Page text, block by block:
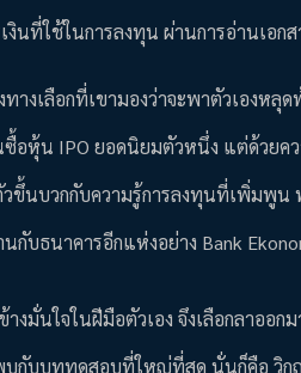
นที่ใช้ในการลงทุน ผ่านการอ่านเอก
างเลือกที่เขามองว่าจะพาตัวเองหลุ
ซื้อหุ้น IPO ยอดนิยมตัวหนึ่ง แต่ด้วย
นบวกกับความรู้การลงทุนที่เพิ่มพูน
กับธนาคารอีกแห่งอย่าง Bank
งมั่นใจในฝีมือตัวเอง จึงเลือกลาออ
กับบททดสอบที่ใหญ่ที่สุด นั่นก็คือ วิก